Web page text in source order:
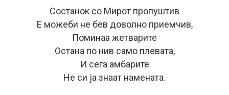
Состанок со Мирот пропуштив
Е можеби не бев доволно приемчив,
Поминаа жетварите
Остана по нив само плевата,
И сега амбарите
Не си ја знаат намената.